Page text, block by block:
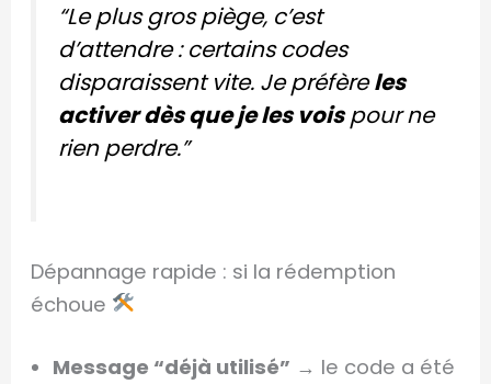
“Le plus gros piège, c’est
d’attendre : certains codes
disparaissent vite. Je préfèreles
activer dès que je les voispour ne
rien perdre.”
Dépannage rapide : si la rédemption
échoue
Message “déjà utilisé” → le code a été